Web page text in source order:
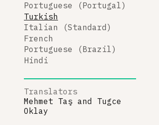
Portuguese (Portugal)
Turkish
Italian (Standard)
French
Portuguese (Brazil)
Hindi
Translators
Mehmet Taş and Tugce
Oklay